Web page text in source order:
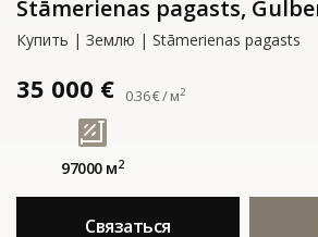
Stāmerienas pagasts,
Купить | Землю | Stāmerienas pagasts
35 000 € 0.36 € / м2
97000 м2
Связаться